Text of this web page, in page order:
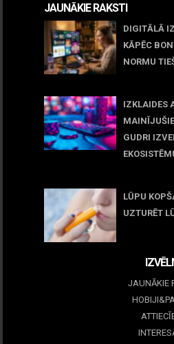
JAUNĀKIE RAKSTI
DIGITĀLĀ
KĀPĒC
NORMU
IZKLAIDES
GUDRI
LŪPU
UZTURĒT
JAUNĀKIE